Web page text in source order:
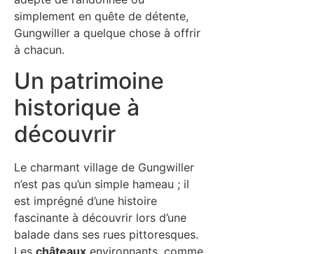
simplement en quête de détente,
Gungwiller a quelque chose à offrir
à chacun.
Un patrimoine
historique à
découvrir
Le charmant village de Gungwiller
n’est pas qu’un simple hameau ; il
est imprégné d’une histoire
fascinante à découvrir lors d’une
balade dans ses rues pittoresques.
Les châteaux environnants, comme